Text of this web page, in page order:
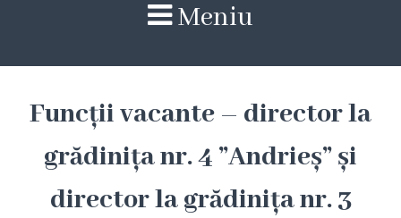
Galerie
foto
Hîncești
Simbolurile
Meniu
Funcții vacante – director la
grădinița nr. 4 ”Andrieș” și
director la grădinița nr. 3